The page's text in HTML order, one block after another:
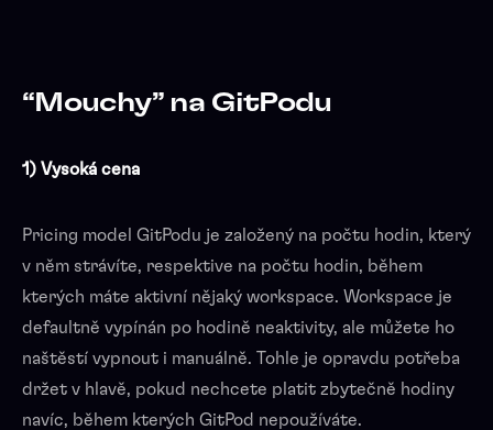
“Mouchy” na GitPodu
1) Vysoká cena
Pricing model GitPodu je založený na počtu hodin, který
v něm strávíte, respektive na počtu hodin, během
kterých máte aktivní nějaký workspace. Workspace je
defaultně vypínán po hodině neaktivity, ale můžete ho
naštěstí vypnout i manuálně. Tohle je opravdu potřeba
držet v hlavě, pokud nechcete platit zbytečně hodiny
navíc, během kterých GitPod nepoužíváte.